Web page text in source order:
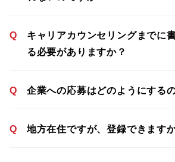
Q
キャリアカウンセリングまでに
る必要がありますか？
Q 企業への応募はどのようにする
Q 地方在住ですが、登録できます